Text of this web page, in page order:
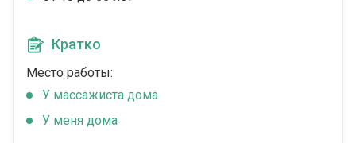
Кратко
Место работы:
У массажиста дома
У меня дома